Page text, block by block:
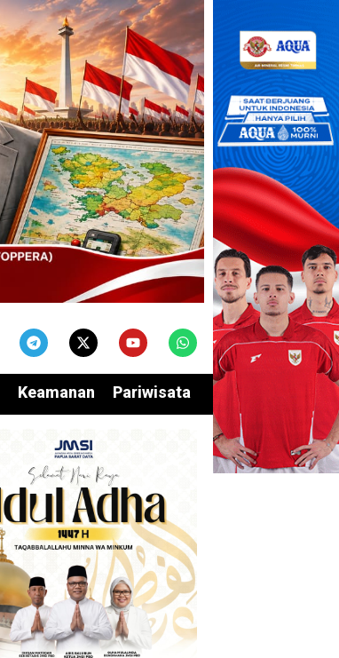
Keamanan Pariwisata Edukasi